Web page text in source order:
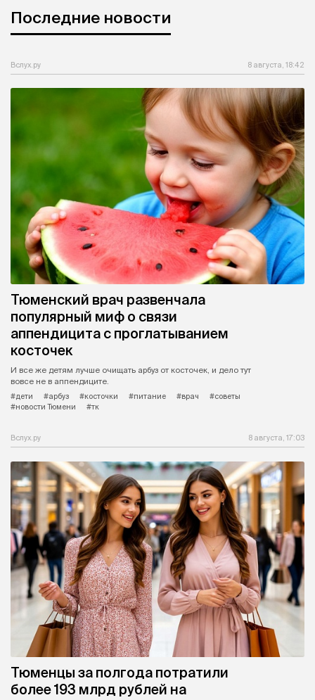
Последние новости
Вслух.ру 8 августа, 18:42
Тюменский врач развенчала
популярный миф о связи
аппендицита с проглатыванием
косточек
И все же детям лучше очищать арбуз от косточек, и дело тут
вовсе не в аппендиците.
#дети
#арбуз #косточки #питание #врач
#советы
#новости Тюмени
#тк
Вслух.ру 8 августа, 17:03
Тюменцы за полгода потратили
более 193 млрд рублей на